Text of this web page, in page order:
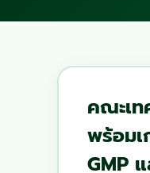
คณะเท
พร้อมเ
GMP